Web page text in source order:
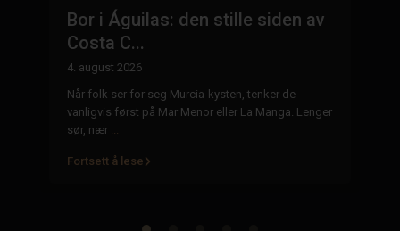
Bor i Águilas: den stille siden av
Costa C...
4. august 2026
Når folk ser for seg Murcia-kysten, tenker de
vanligvis først på Mar Menor eller La Manga. Lenger
sør, nær ...
Fortsett å lese